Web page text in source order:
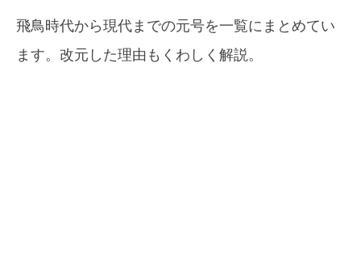
飛鳥時代から現代までの元号を一覧にまとめてい
ます。改元した理由もくわしく解説。